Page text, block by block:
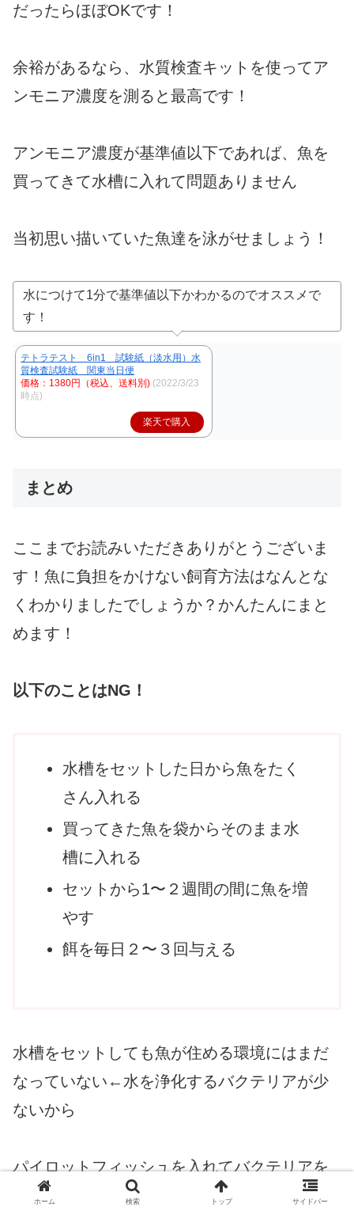
だったらほぼOKです！
余裕があるなら、水質検査キットを使ってア
ンモニア濃度を測ると最高です！
アンモニア濃度が基準値以下であれば、魚を
買ってきて水槽に入れて問題ありません
当初思い描いていた魚達を泳がせましょう！
水につけて1分で基準値以下かわかるのでオススメで
す！
テトラテスト 6in1 試験紙（淡水用）水
質検査試験紙 関東当日便
価格：1380円（税込、送料別) (2022/3/23
時点)
楽天で購入
まとめ
ここまでお読みいただきありがとうございま
す！魚に負担をかけない飼育方法はなんとな
くわかりましたでしょうか？かんたんにまと
めます！
以下のことはNG！
水槽をセットした日から魚をたく
さん入れる
買ってきた魚を袋からそのまま水
槽に入れる
セットから1〜２週間の間に魚を増
やす
餌を毎日２〜３回与える
水槽をセットしても魚が住める環境にはまだ
なっていない←水を浄化するバクテリアが少
ないから
パイロットフィッシュを入れてバクテリアを
増やそう（その際はエアレーションも有効）
ホーム 検索 トップ サイドバー